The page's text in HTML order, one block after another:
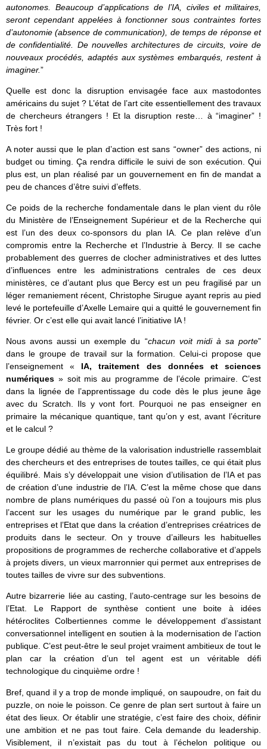
autonomes. Beaucoup d’applications de l’IA, civiles et militaires,
seront cependant appelées à fonctionner sous contraintes fortes
d’autonomie (absence de communication), de temps de réponse et
de confidentialité. De nouvelles architectures de circuits, voire de
nouveaux procédés, adaptés aux systèmes embarqués, restent à
imaginer.”
Quelle est donc la disruption envisagée face aux mastodontes
américains du sujet ? L’état de l’art cite essentiellement des travaux
de chercheurs étrangers ! Et la disruption reste… à “imaginer” !
Très fort !
A noter aussi que le plan d’action est sans “owner” des actions, ni
budget ou timing. Ça rendra difficile le suivi de son exécution. Qui
plus est, un plan réalisé par un gouvernement en fin de mandat a
peu de chances d’être suivi d’effets.
Ce poids de la recherche fondamentale dans le plan vient du rôle
du Ministère de l’Enseignement Supérieur et de la Recherche qui
est l’un des deux co-sponsors du plan IA. Ce plan relève d’un
compromis entre la Recherche et l’Industrie à Bercy. Il se cache
probablement des guerres de clocher administratives et des luttes
d’influences entre les administrations centrales de ces deux
ministères, ce d’autant plus que Bercy est un peu fragilisé par un
léger remaniement récent, Christophe Sirugue ayant repris au pied
levé le portefeuille d’Axelle Lemaire qui a quitté le gouvernement fin
février. Or c’est elle qui avait lancé l’initiative IA !
Nous avons aussi un exemple du “chacun voit midi à sa porte”
dans le groupe de travail sur la formation. Celui-ci propose que
l’enseignement « IA, traitement des données et sciences
numériques » soit mis au programme de l’école primaire. C’est
dans la lignée de l’apprentissage du code dès le plus jeune âge
avec du Scratch. Ils y vont fort. Pourquoi ne pas enseigner en
primaire la mécanique quantique, tant qu’on y est, avant l’écriture
et le calcul ?
Le groupe dédié au thème de la valorisation industrielle rassemblait
des chercheurs et des entreprises de toutes tailles, ce qui était plus
équilibré. Mais s’y développait une vision d’utilisation de l’IA et pas
de création d’une industrie de l’IA. C’est la même chose que dans
nombre de plans numériques du passé où l’on a toujours mis plus
l’accent sur les usages du numérique par le grand public, les
entreprises et l’Etat que dans la création d’entreprises créatrices de
produits dans le secteur. On y trouve d’ailleurs les habituelles
propositions de programmes de recherche collaborative et d’appels
à projets divers, un vieux marronnier qui permet aux entreprises de
toutes tailles de vivre sur des subventions.
Autre bizarrerie liée au casting, l’auto-centrage sur les besoins de
l’Etat. Le Rapport de synthèse contient une boite à idées
hétéroclites Colbertiennes comme le développement d’assistant
conversationnel intelligent en soutien à la modernisation de l’action
publique. C’est peut-être le seul projet vraiment ambitieux de tout le
plan car la création d’un tel agent est un véritable défi
technologique du cinquième ordre !
Bref, quand il y a trop de monde impliqué, on saupoudre, on fait du
puzzle, on noie le poisson. Ce genre de plan sert surtout à faire un
état des lieux. Or établir une stratégie, c’est faire des choix, définir
une ambition et ne pas tout faire. Cela demande du leadership.
Visiblement, il n’existait pas du tout à l’échelon politique ou